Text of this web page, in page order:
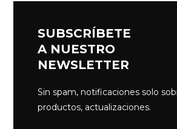
SUBSCRÍBETE
A NUESTRO
NEWSLETTER
Sin spam, notificaciones solo
productos, actualizaciones.